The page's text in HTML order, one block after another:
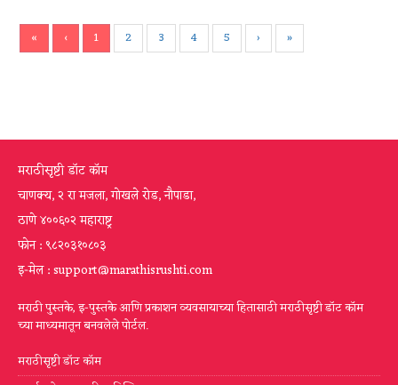
« ‹ 1 2 3 4 5 › »
मराठीसृष्टी डॉट कॉम
चाणक्य, २ रा मजला, गोखले रोड, नौपाडा,
ठाणे ४००६०२ महाराष्ट्र
फोन : ९८२०३१०८०३
इ-मेल : support@marathisrushti.com
मराठी पुस्तके, इ-पुस्तके आणि प्रकाशन व्यवसायाच्या हितासाठी मराठीसृष्टी डॉट कॉम
च्या माध्यमातून बनवलेले पोर्टल.
मराठीसृष्टी डॉट कॉम